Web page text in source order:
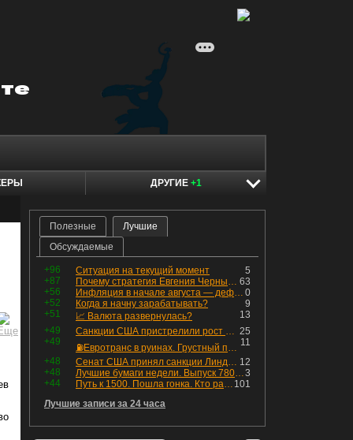
ДРУГИЕ +1
Полезные
Лучшие
Обсуждаемые
+96 5
Ситуация на текущий момент
+87
63
Почему стратегия Евгения Черных приведет вас к убыткам в 2026 году
+56
0
Инфляция в начале августа — дефляция из-за топлива и плодоовощной корзины, но услуги продолжают дорожать, а рубль начал ослабевать.
+52
9
Когда я начну зарабатывать?
+51
13
📈 Валюта развернулась?
+49
25
Санкции США пристрелили рост акций в России
+49
11
⛽️Евротранс в руинах. Грустный пост😶😞 Что изменилось в облигациях?
+48
12
Сенат США принял санкции Линдси Грэма против России
+48
3
Лучшие бумаги недели. Выпуск 780 – обновления для пятницы
+44
101
Путь к 1500. Пошла гонка. Кто раньше продаст.
Лучшие записи за 24 часа